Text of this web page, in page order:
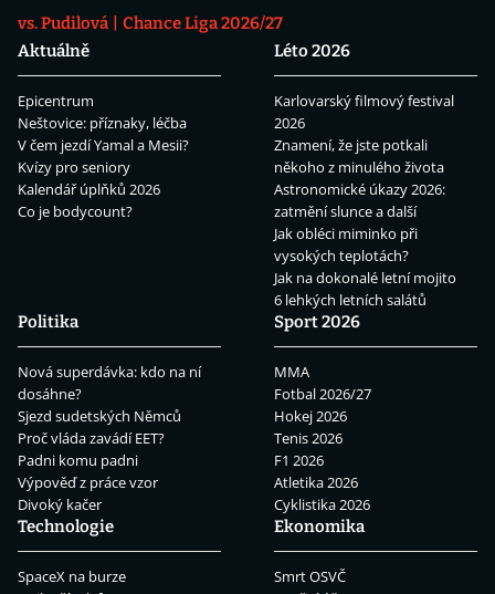
vs. Pudilová
Chance Liga 2026/27
Aktuálně
Epicentrum
Neštovice: příznaky, léčba
V čem jezdí Yamal a Mesii?
Kvízy pro seniory
Kalendář úplňků 2026
Co je bodycount?
Léto 2026
Karlovarský filmový festival
2026
Znamení, že jste potkali
někoho z minulého života
Astronomické úkazy 2026:
zatmění slunce a další
Jak obléci miminko při
vysokých teplotách?
Jak na dokonalé letní mojito
6 lehkých letních salátů
Politika
Nová superdávka: kdo na ní
dosáhne?
Sjezd sudetských Němců
Proč vláda zavádí EET?
Padni komu padni
Výpověď z práce vzor
Divoký kačer
Sport 2026
MMA
Fotbal 2026/27
Hokej 2026
Tenis 2026
F1 2026
Atletika 2026
Cyklistika 2026
Technologie
SpaceX na burze
Ekonomika
Smrt OSVČ